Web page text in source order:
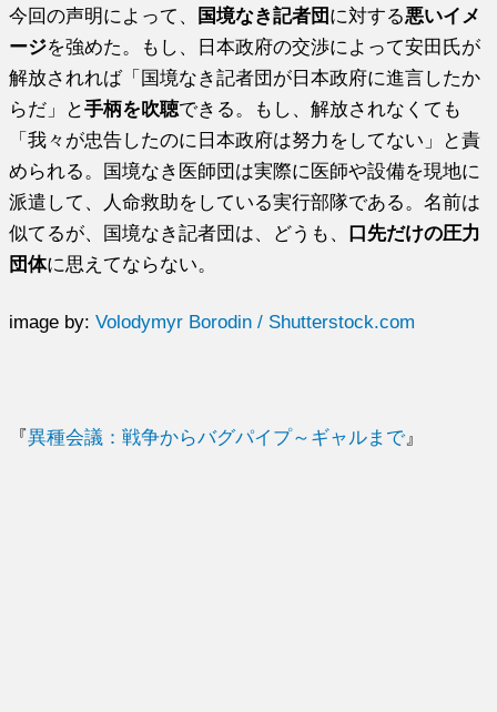
今回の声明によって、 国境なき記者団 に対する悪いイメ
ージを強めた。もし、日本政府の交渉によって安田氏が
解放されれば「国境なき記者団が日本政府に進言したか
らだ」と手柄を吹聴できる。もし、解放されなくても
「我々が忠告したのに日本政府は努力をしてない」と責
められる。国境なき医師団は実際に医師や設備を現地に
派遣して、人命救助をしている実行部隊である。名前は
似てるが、国境なき記者団は、どうも、 口先だけの圧力
団体に思えてならない。
image by:Volodymyr Borodin / Shutterstock.com
『異種会議：戦争からバグパイプ～ギャルまで 』